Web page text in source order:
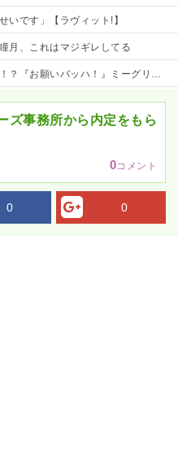
いです」【ラヴィット!】
月、これはマジギレしてる
願いバッハ！』ミーグリ日程がこちら
ズ事務所から内定をもら
0コメント
0 0